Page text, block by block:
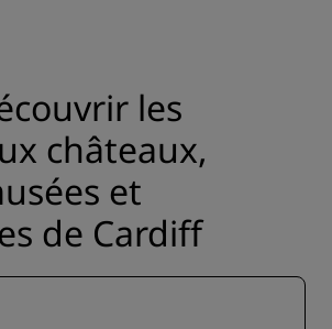
les
châteaux,
et
de Cardiff